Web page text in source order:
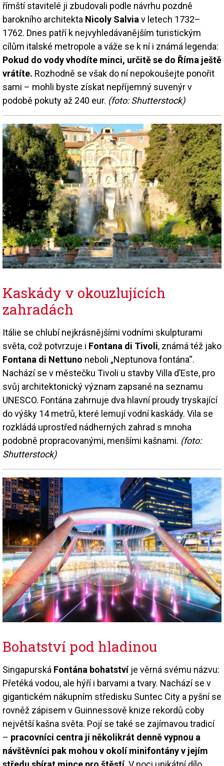
římští stavitelé ji zbudovali podle návrhu pozdně
barokního architekta Nicoly Salviav letech 1732–
1762. Dnes patří k nejvyhledávanějším turistickým
cílům italské metropole a váže se k ní i známá legenda:
Pokud do vody vhodíte minci, určitě se do Říma ještě
vrátíte. Rozhodně se však do ní nepokoušejte ponořit
sami – mohli byste získat nepříjemný suvenýr v
podobě pokuty až 240 eur. (foto: Shutterstock)
Kaskády v okouzlujících
zahradách
Itálie se chlubí nejkrásnějšími vodními skulpturami
světa, což potvrzuje i Fontana di Tivoli, známá též jako
Fontana di Nettuno neboli „Neptunova fontána“.
Nachází se v městečku Tivoli u stavby Villa d’Este, pro
svůj architektonický význam zapsané na seznamu
UNESCO. Fontána zahrnuje dva hlavní proudy tryskající
do výšky 14 metrů, které lemují vodní kaskády. Vila se
rozkládá uprostřed nádherných zahrad s mnoha
podobně propracovanými, menšími kašnami. (foto:
Shutterstock)
Bohatství pod hladinou
Singapurská Fontána bohatstvíje věrná svému názvu:
Přetéká vodou, ale hýří i barvami a tvary. Nachází se v
gigantickém nákupním středisku Suntec City a pyšní se
rovněž zápisem v Guinnessově knize rekordů coby
největší kašna světa. Pojí se také se zajímavou tradicí
– pracovníci centra ji několikrát denně vypnou a
návštěvníci pak mohou v okolí minifontány v jejím